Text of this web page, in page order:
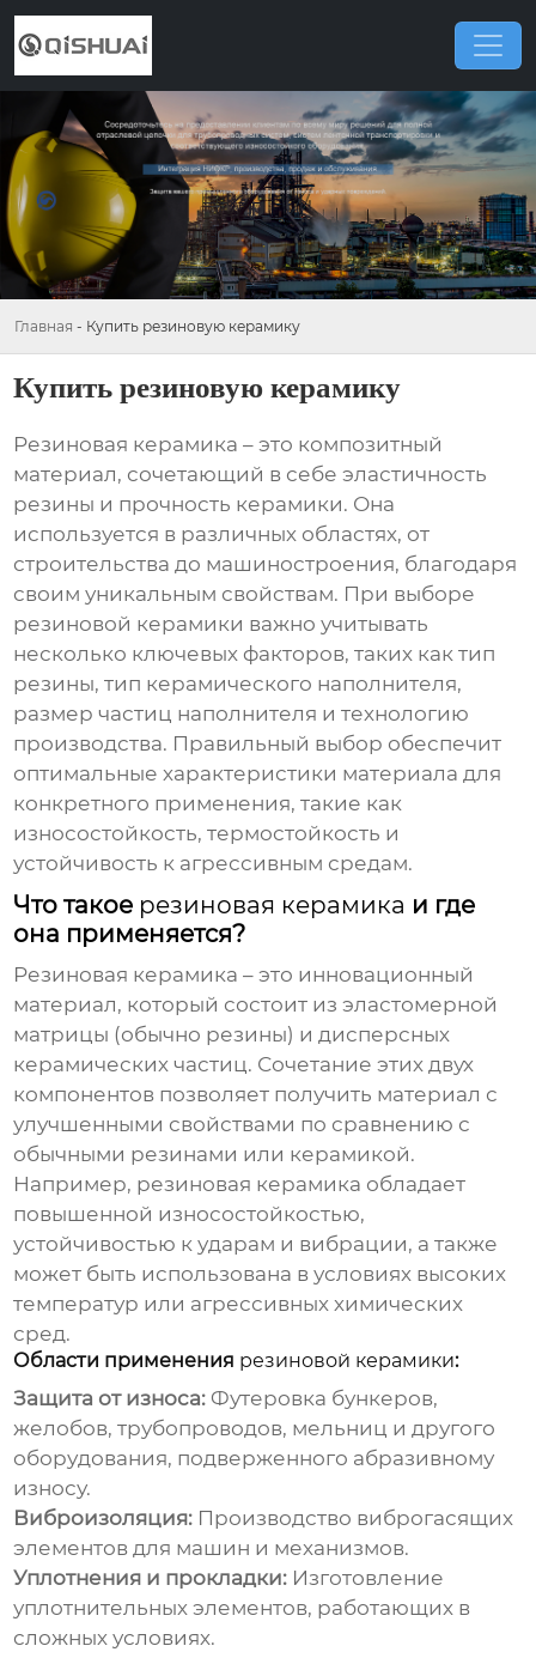
Главная - Купить резиновую керамику
Купить резиновую керамику
Резиновая керамика – это композитный
материал, сочетающий в себе эластичность
резины и прочность керамики. Она
используется в различных областях, от
строительства до машиностроения, благодаря
своим уникальным свойствам. При выборе
резиновой керамики важно учитывать
несколько ключевых факторов, таких как тип
резины, тип керамического наполнителя,
размер частиц наполнителя и технологию
производства. Правильный выбор обеспечит
оптимальные характеристики материала для
конкретного применения, такие как
износостойкость, термостойкость и
устойчивость к агрессивным средам.
Что такое резиновая керамика и где
она применяется?
Резиновая керамика – это инновационный
материал, который состоит из эластомерной
матрицы (обычно резины) и дисперсных
керамических частиц. Сочетание этих двух
компонентов позволяет получить материал с
улучшенными свойствами по сравнению с
обычными резинами или керамикой.
Например, резиновая керамика обладает
повышенной износостойкостью,
устойчивостью к ударам и вибрации, а также
может быть использована в условиях высоких
температур или агрессивных химических
сред.
Области применения резиновой керамики:
Защита от износа: Футеровка бункеров,
желобов, трубопроводов, мельниц и другого
оборудования, подверженного абразивному
износу.
Виброизоляция: Производство виброгасящих
элементов для машин и механизмов.
Уплотнения и прокладки: Изготовление
уплотнительных элементов, работающих в
сложных условиях.